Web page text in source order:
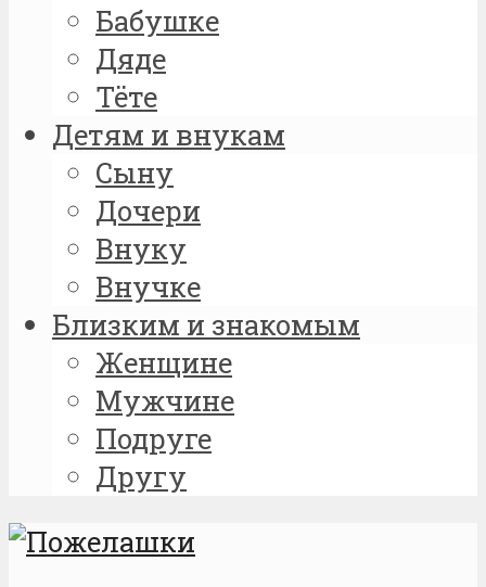
Бабушке
Дяде
Тёте
Детям и внукам
Сыну
Дочери
Внуку
Внучке
Близким и знакомым
Женщине
Мужчине
Подруге
Другу